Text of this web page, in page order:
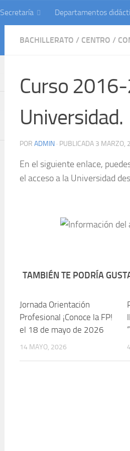
Secretaría Departamentos
BACHILLERATO / CENTRO /
Curso
Universidad.
POR ADMIN · PUBLICADA 3 MARZO,
En el siguiente enlace,
el acceso a la Universidad
TAMBIÉN TE PODRÍA
Jornada Orientación
Profesional ¡Conoce la FP!
el 18 de mayo de 2026
14 MAYO, 2026